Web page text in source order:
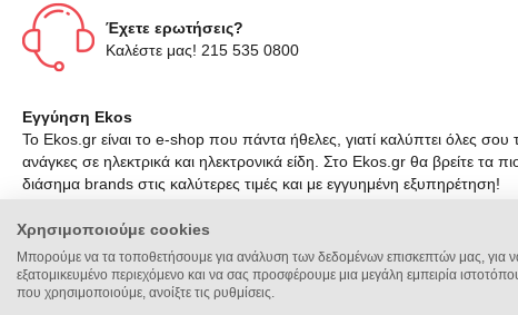
Έχετε ερωτήσεις?
Καλέστε μας! 215 535 0800
Εγγύηση Ekos
Το Ekos.gr είναι το e-shop που πάντα ήθελες, γιατί καλύπτει όλες σου
ανάγκες σε ηλεκτρικά και ηλεκτρονικά είδη. Στο Ekos.gr θα βρείτε τα
διάσημα brands στις καλύτερες τιμές και με εγγυημένη εξυπηρέτηση!
Χρησιμοποιούμε cookies
Μπορούμε να τα τοποθετήσουμε για ανάλυση των δεδομένων επισκεπτών μας, για
εξατομικευμένο περιεχόμενο και να σας προσφέρουμε μια μεγάλη εμπειρία
που χρησιμοποιούμε, ανοίξτε τις ρυθμίσεις.